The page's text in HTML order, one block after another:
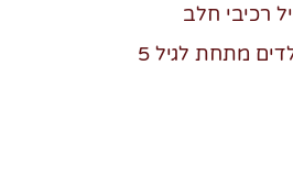
רכיבי חלב
מתחת לגיל 5